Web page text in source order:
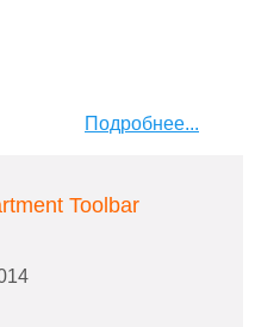
Подробнее...
Toolbar